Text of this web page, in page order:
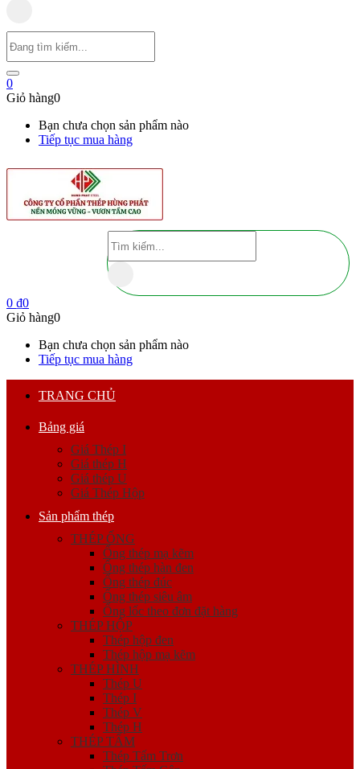
0
Giỏ hàng0
Bạn chưa chọn sản phẩm nào
Tiếp tục mua hàng
0 ₫0
Giỏ hàng0
Bạn chưa chọn sản phẩm nào
Tiếp tục mua hàng
TRANG CHỦ
Bảng giá
Giá Thép I
Giá thép H
Giá thép U
Giá Thép Hộp
Sản phẩm thép
THÉP ỐNG
Ống thép mạ kẽm
Ống thép hàn đen
Ống thép đúc
Ống thép siêu âm
Ống lốc theo đơn đặt hàng
THÉP HỘP
Thép hộp đen
Thép hộp mạ kẽm
THÉP HÌNH
Thép U
Thép I
Thép V
Thép H
THÉP TẤM
Thép Tấm Trơn